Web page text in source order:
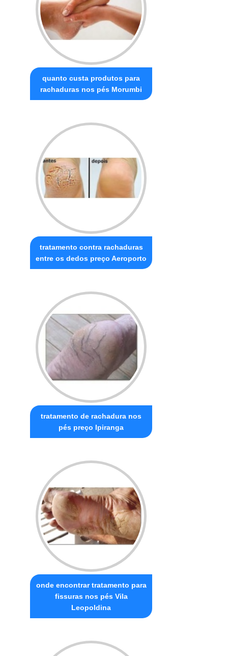
quanto custa produtos para
rachaduras nos pés Morumbi
tratamento contra rachaduras
entre os dedos preço Aeroporto
tratamento de rachadura nos
pés preço Ipiranga
onde encontrar tratamento para
fissuras nos pés Vila
Leopoldina